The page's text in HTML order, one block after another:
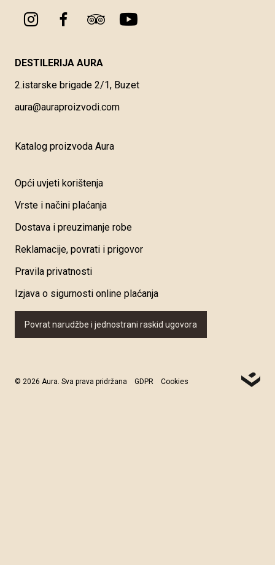
DESTILERIJA AURA
2.istarske brigade 2/1, Buzet
aura@auraproizvodi.com
Katalog proizvoda Aura
Opći uvjeti korištenja
Vrste i načini plaćanja
Dostava i preuzimanje robe
Reklamacije, povrati i prigovor
Pravila privatnosti
Izjava o sigurnosti online plaćanja
Povrat narudžbe i jednostrani raskid ugovora
© 2026 Aura. Sva prava pridržana GDPR Cookies